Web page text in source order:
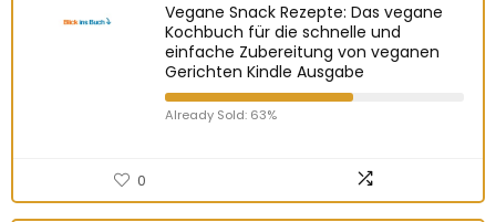
Vegane Snack Rezepte: Das vegane
Kochbuch für die schnelle und
einfache Zubereitung von veganen
Gerichten Kindle Ausgabe
Already Sold: 63%
0